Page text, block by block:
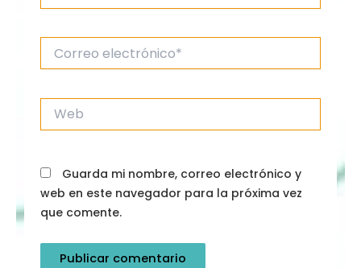
electrónico*
Guarda mi nombre, correo electrónico y
web en este navegador para la próxima vez
que comente.